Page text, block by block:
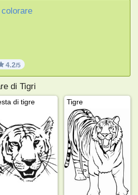
4.2/5
di Tigri
di tigre Tigre